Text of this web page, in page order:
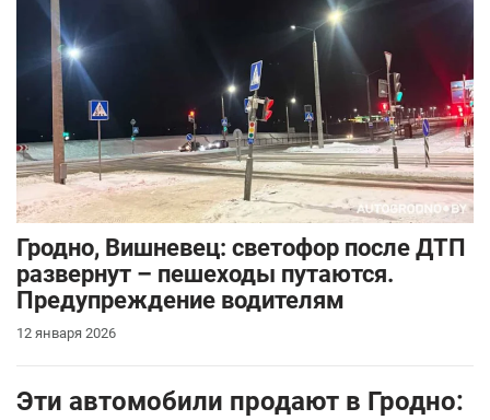
Гродно, Вишневец: светофор после ДТП
развернут – пешеходы путаются.
Предупреждение водителям
12 января 2026
Эти автомобили продают в Гродно: